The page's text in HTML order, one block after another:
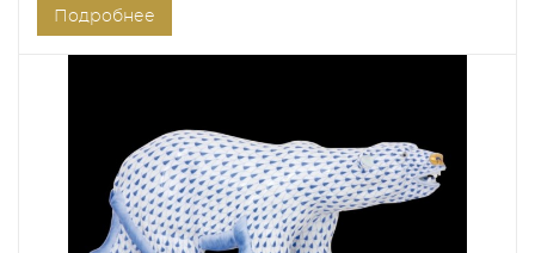
Подробнее